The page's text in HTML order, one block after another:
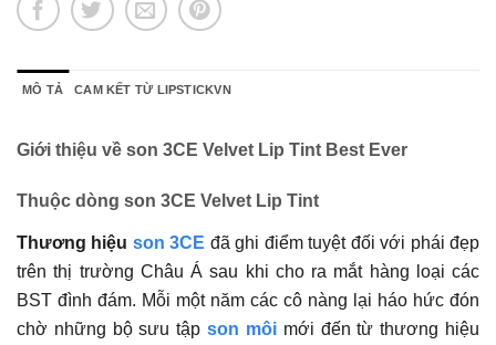
MÔ TẢ CAM KẾT TỪ LIPSTICKVN
Giới thiệu về son 3CE Velvet Lip Tint Best Ever
Thuộc dòng son 3CE Velvet Lip Tint
Thương hiệu son 3CE đã ghi điểm tuyệt đối với phái đẹp
trên thị trường Châu Á sau khi cho ra mắt hàng loại các
BST đình đám. Mỗi một năm các cô nàng lại háo hức đón
chờ những bộ sưu tậpson môimới đến từ thương hiệu